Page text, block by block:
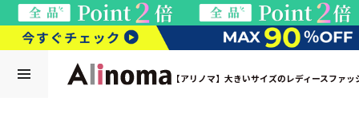
【アリノマ】大きいサイズのレディースファッ